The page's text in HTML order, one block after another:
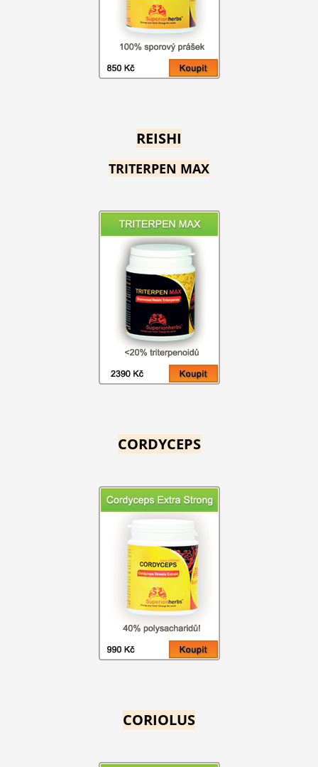
REISHI
TRITERPEN MAX
CORDYCEPS
CORIOLUS